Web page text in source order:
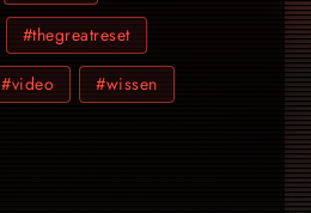
#thegreatreset
#video #wissen